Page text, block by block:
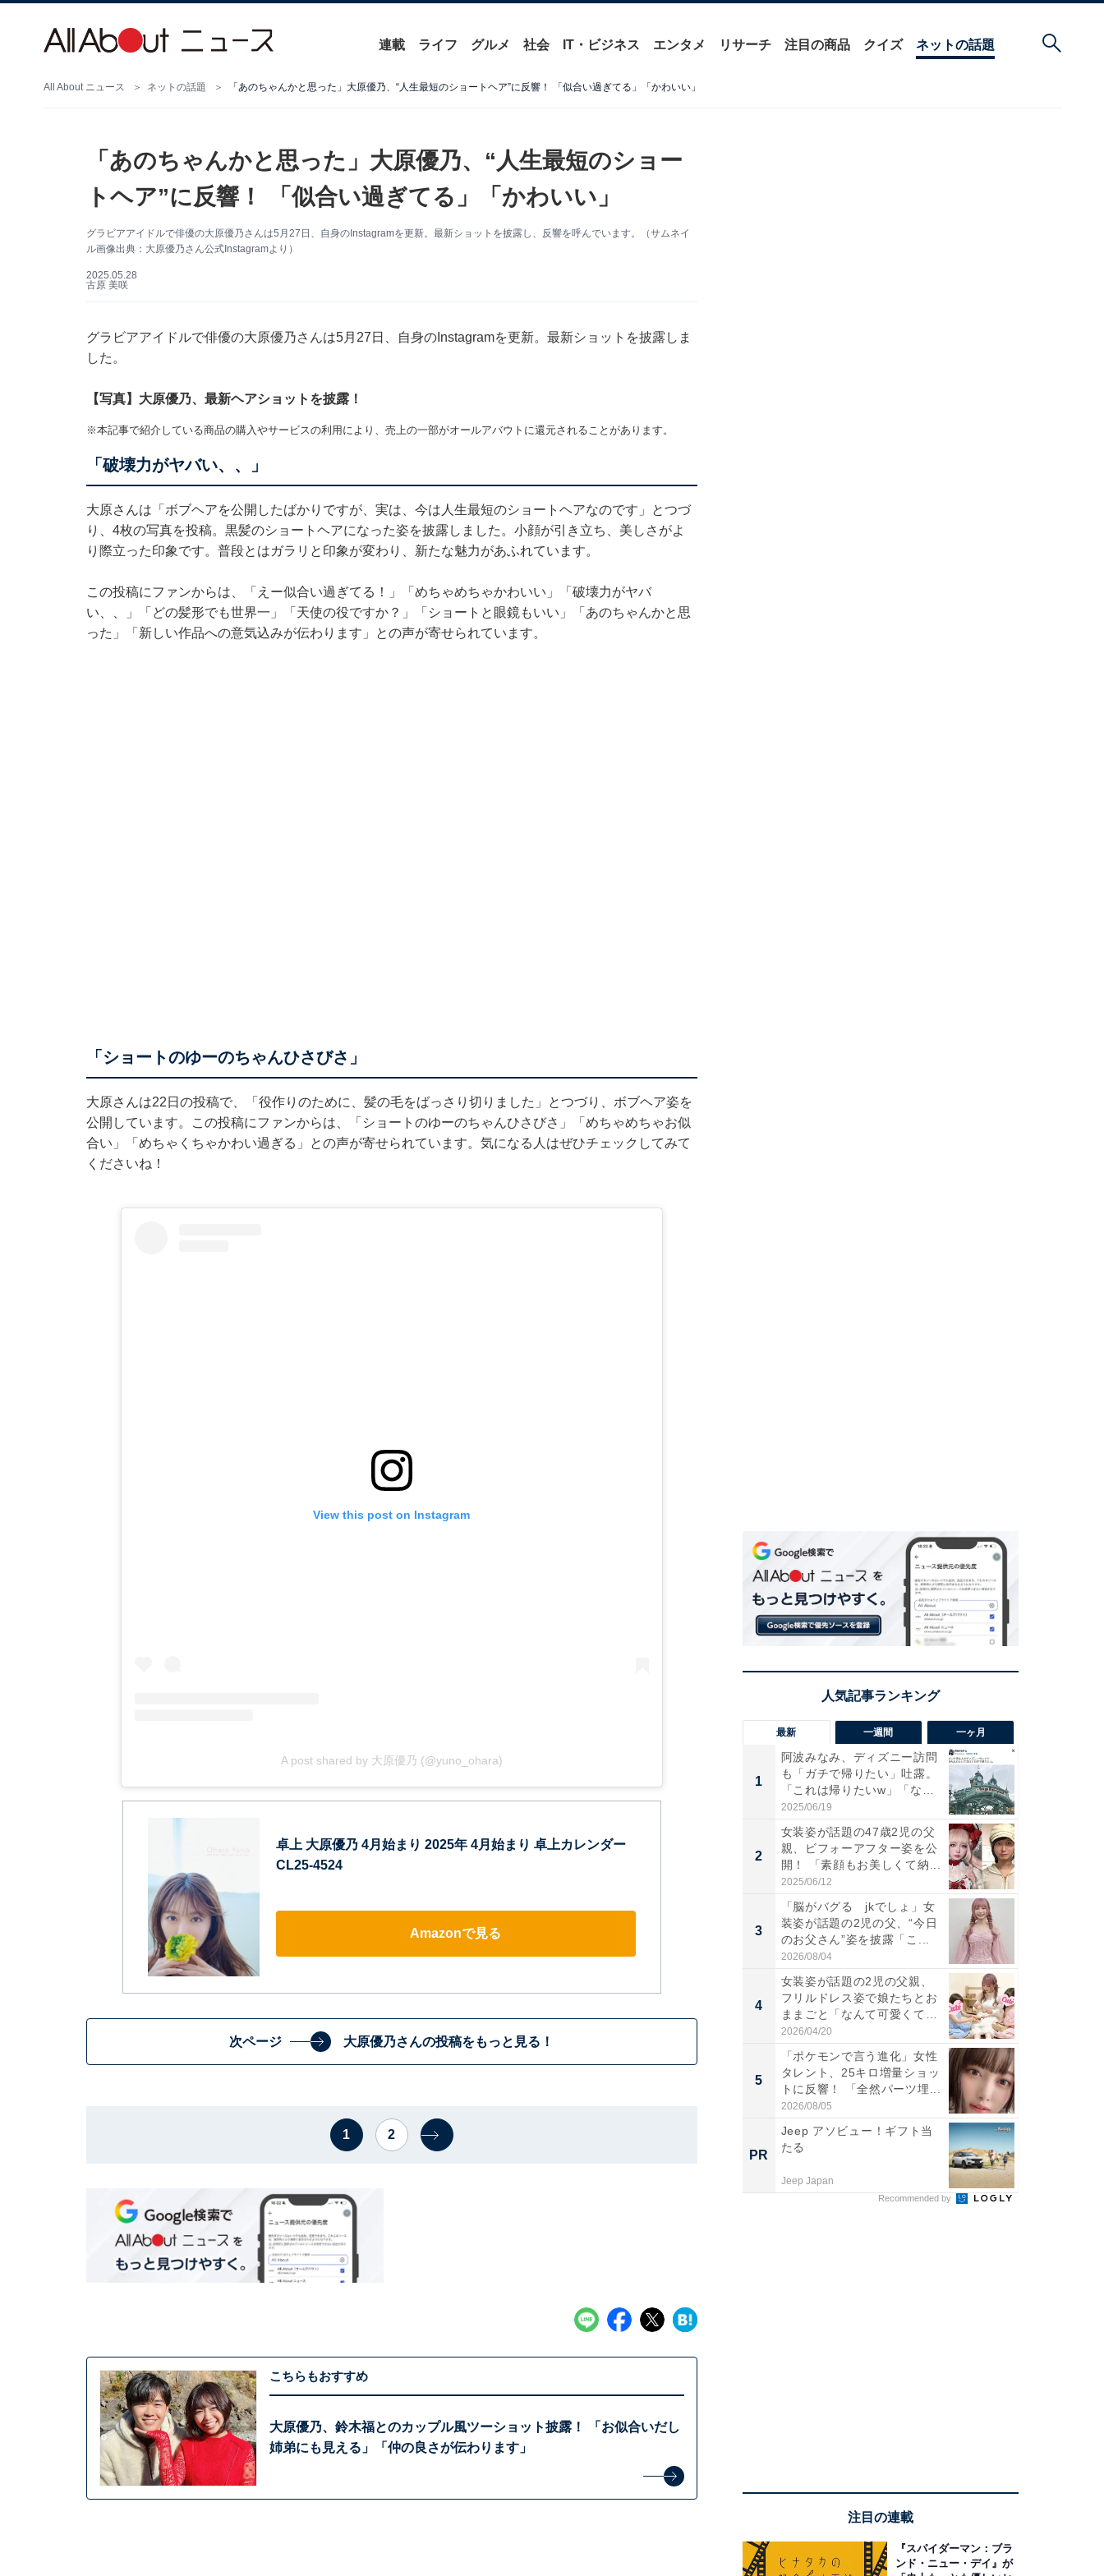
連載 ライフ グルメ 社会 IT・ビジネス エンタメ リサーチ 注目の商品 クイズ ネットの話題
All About ニュース ネットの話題 「あのちゃんかと思った」大原優乃、“人生最短のショートヘア”に反響！ 「似合い過ぎてる」「かわいい」
「あのちゃんかと思った」大原優乃、“人生最短のショー
トヘア”に反響！ 「似合い過ぎてる」「かわいい」
グラビアアイドルで俳優の大原優乃さんは5月27日、自身のInstagramを更新。最新ショットを披露し、反響を呼んでいます。（サムネイ
ル画像出典：大原優乃さん公式Instagramより）
2025.05.28
古原 美咲
グラビアアイドルで俳優の大原優乃さんは5月27日、自身のInstagramを更新。最新ショットを披露しま
した。
【写真】大原優乃、最新ヘアショットを披露！
※本記事で紹介している商品の購入やサービスの利用により、売上の一部がオールアバウトに還元されることがあります。
「破壊力がヤバい、、」
大原さんは「ボブヘアを公開したばかりですが、実は、今は人生最短のショートヘアなのです」とつづ
り、4枚の写真を投稿。黒髪のショートヘアになった姿を披露しました。小顔が引き立ち、美しさがよ
り際立った印象です。普段とはガラリと印象が変わり、新たな魅力があふれています。
この投稿にファンからは、「えー似合い過ぎてる！」「めちゃめちゃかわいい」「破壊力がヤバ
い、、」「どの髪形でも世界一」「天使の役ですか？」「ショートと眼鏡もいい」「あのちゃんかと思
った」「新しい作品への意気込みが伝わります」との声が寄せられています。
「ショートのゆーのちゃんひさびさ」
大原さんは22日の投稿で、「役作りのために、髪の毛をばっさり切りました」とつづり、ボブヘア姿を
公開しています。この投稿にファンからは、「ショートのゆーのちゃんひさびさ」「めちゃめちゃお似
合い」「めちゃくちゃかわい過ぎる」との声が寄せられています。気になる人はぜひチェックしてみて
くださいね！
View this post on Instagram
A post shared by 大原優乃 (@yuno_ohara)
卓上 大原優乃 4月始まり 2025年 4月始まり 卓上カレンダー
CL25-4524
Amazonで見る
次ページ 大原優乃さんの投稿をもっと見る！
1 2
こちらもおすすめ
大原優乃、鈴木福とのカップル風ツーショット披露！ 「お似合いだし
姉弟にも見える」「仲の良さが伝わります」
最新 一週間 一ヶ月
1
阿波みなみ、ディズニー訪問
も「ガチで帰りたい」吐露。
「これは帰りたいw」「なん
ち...
2025/06/19
2
女装姿が話題の47歳2児の父
親、ビフォーアフター姿を公
開！ 「素顔もお美しくて納...
2025/06/12
3
「脳がバグる jkでしょ」女
装姿が話題の2児の父、“今日
のお父さん”姿を披露「こ...
2026/08/04
4
女装姿が話題の2児の父親、
フリルドレス姿で娘たちとお
ままごと「なんて可愛くて平
和...
2026/04/20
5
「ポケモンで言う進化」女性
タレント、25キロ増量ショッ
トに反響！ 「全然パーツ埋...
2026/08/05
PR
Jeep アソビュー！ギフト当
たる
Jeep Japan
Recommended by
注目の連載
『スパイダーマン：ブラ
ンド・ニュー・デイ』が